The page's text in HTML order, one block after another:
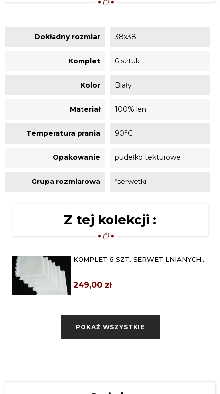
Dokładny rozmiar 38x38
Komplet 6 sztuk
Kolor Biały
Materiał 100% len
Temperatura prania 90°C
Opakowanie pudełko tekturowe
Grupa rozmiarowa *serwetki
Z tej kolekcji :
KOMPLET 6 SZT. SERWET LNIANYCH
249,00 zł
299,00 zł
POKAŻ WSZYSTKIE